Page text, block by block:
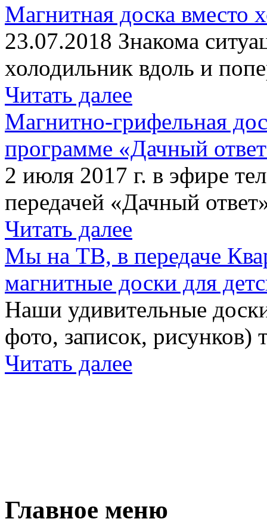
Магнитная доска вместо
23.07.2018 Знакома
холодильник вдоль и
Читать далее
Магнитно-грифельная
программе «Дачный
2 июля 2017 г. в эфире
передачей «Дачный
Читать далее
Мы на ТВ, в передаче
магнитные доски для
Наши удивительные
фото, записок,
Читать далее
Главное меню